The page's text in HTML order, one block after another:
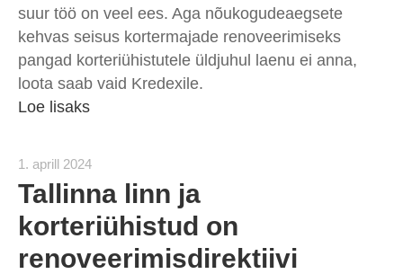
suur töö on veel ees. Aga nõukogudeaegsete
kehvas seisus kortermajade renoveerimiseks
pangad korteriühistutele üldjuhul laenu ei anna,
loota saab vaid Kredexile.
Loe lisaks
1. aprill 2024
Tallinna linn ja
korteriühistud on
renoveerimisdirektiivi